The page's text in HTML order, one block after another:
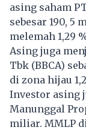
asing saham
sebesar 190, 5
melemah 1,29
Asing juga
Tbk (BBCA)
di zona hijau
Investor asing
Manunggal
miliar. MMLP